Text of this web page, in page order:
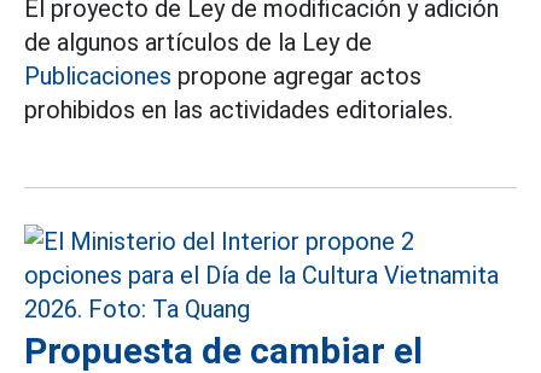
El proyecto de Ley de modificación y adición
de algunos artículos de la Ley de
Publicaciones propone agregar actos
prohibidos en las actividades editoriales.
Propuesta de cambiar el